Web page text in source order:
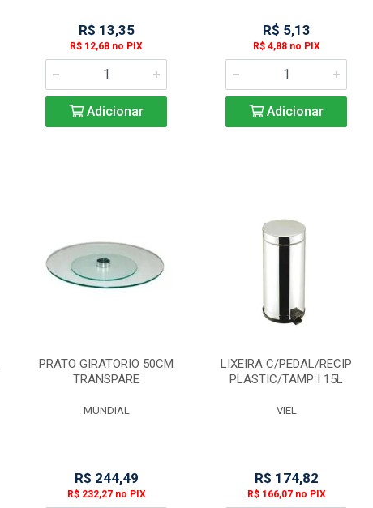
R$ 13,35
R$ 12,68 no PIX
Adicionar
R$ 5,13
R$ 4,88 no PIX
Adicionar
PRATO GIRATORIO 50CM
TRANSPARE
MUNDIAL
R$ 244,49
R$ 232,27 no PIX
LIXEIRA C/PEDAL/RECIP
PLASTIC/TAMP I 15L
VIEL
R$ 174,82
R$ 166,07 no PIX